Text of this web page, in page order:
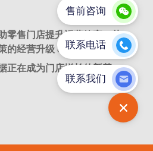
零售门店提升运营效率？从
的经营升级 8 月 8. 2026
正在成为门店增长的新基